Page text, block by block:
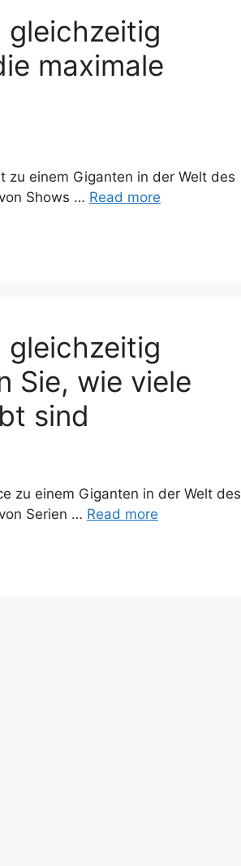
gleichzeitig
maximale
zu einem Giganten in der Welt des
Shows … Read more
gleichzeitig
Sie, wie viele
sind
zu einem Giganten in der Welt des
Serien … Read more